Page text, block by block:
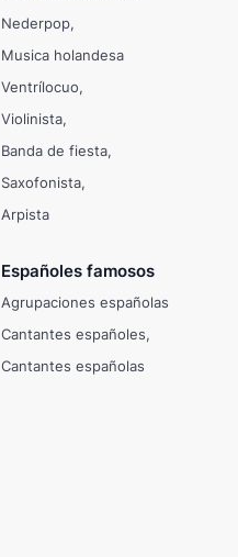
Nederpop
Musica holandesa
Ventrílocuo
Violinista
Banda de fiesta
Saxofonista
Arpista
Españoles famosos
Agrupaciones españolas
Cantantes españoles
Cantantes españolas